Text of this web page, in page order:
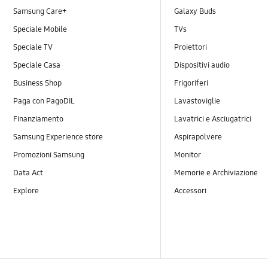
Samsung Care+
Speciale Mobile
Speciale TV
Speciale Casa
Business Shop
Paga con PagoDIL
Finanziamento
Samsung Experience store
Promozioni Samsung
Data Act
Explore
Galaxy Buds
TVs
Proiettori
Dispositivi audio
Frigoriferi
Lavastoviglie
Lavatrici e Asciugatrici
Aspirapolvere
Monitor
Memorie e Archiviazione
Accessori